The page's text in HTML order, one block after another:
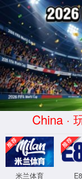
粉末冶金产品
世界杯直播爱斯姆